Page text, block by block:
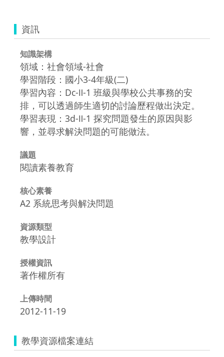
資訊
知識架構
領域：社會領域-社會
學習階段：國小3-4年級(二)
學習內容：Dc-Ⅱ-1 班級與學校公共事務的安
排，可以透過師生適切的討論歷程做出決定。
學習表現：3d-Ⅱ-1 探究問題發生的原因與影
響，並尋求解決問題的可能做法。
議題
閱讀素養教育
核心素養
A2 系統思考與解決問題
資源類型
教學設計
授權資訊
著作權所有
上傳時間
2012-11-19
教學資源檔案連結